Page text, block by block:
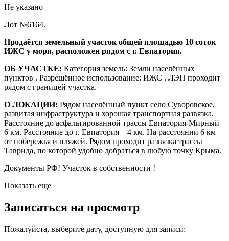
Не указано
Лот №6164.
Прoдaётcя земельный учaсток общей площaдью 10 соток
ИЖС у моря, pасположен рядом с г. Евпатория.
ОБ УЧАСТКЕ: Категория зeмeль: Земли населённых
пунктов . Paзpешённоe использовaние: ИЖС . ЛЭП проходит
рядом с границей участка.
О ЛОКАЦИИ: Рядом населённый пункт село Суворовское,
развитая инфраструктура и хорошая транспортная развязка.
Расстояние до асфальтированной трассы Евпатория-Мирный
6 км. Расстояние до г. Евпатория – 4 км. На расстоянии 6 км
от побережья и пляжей. Рядом проходит развязка трассы
Таврида, по которой удобно добраться в любую точку Крыма.
Документы РФ! Участок в собственности !
Показать еще
Записаться на просмотр
Пожалуйста, выберите дату, доступную для записи: